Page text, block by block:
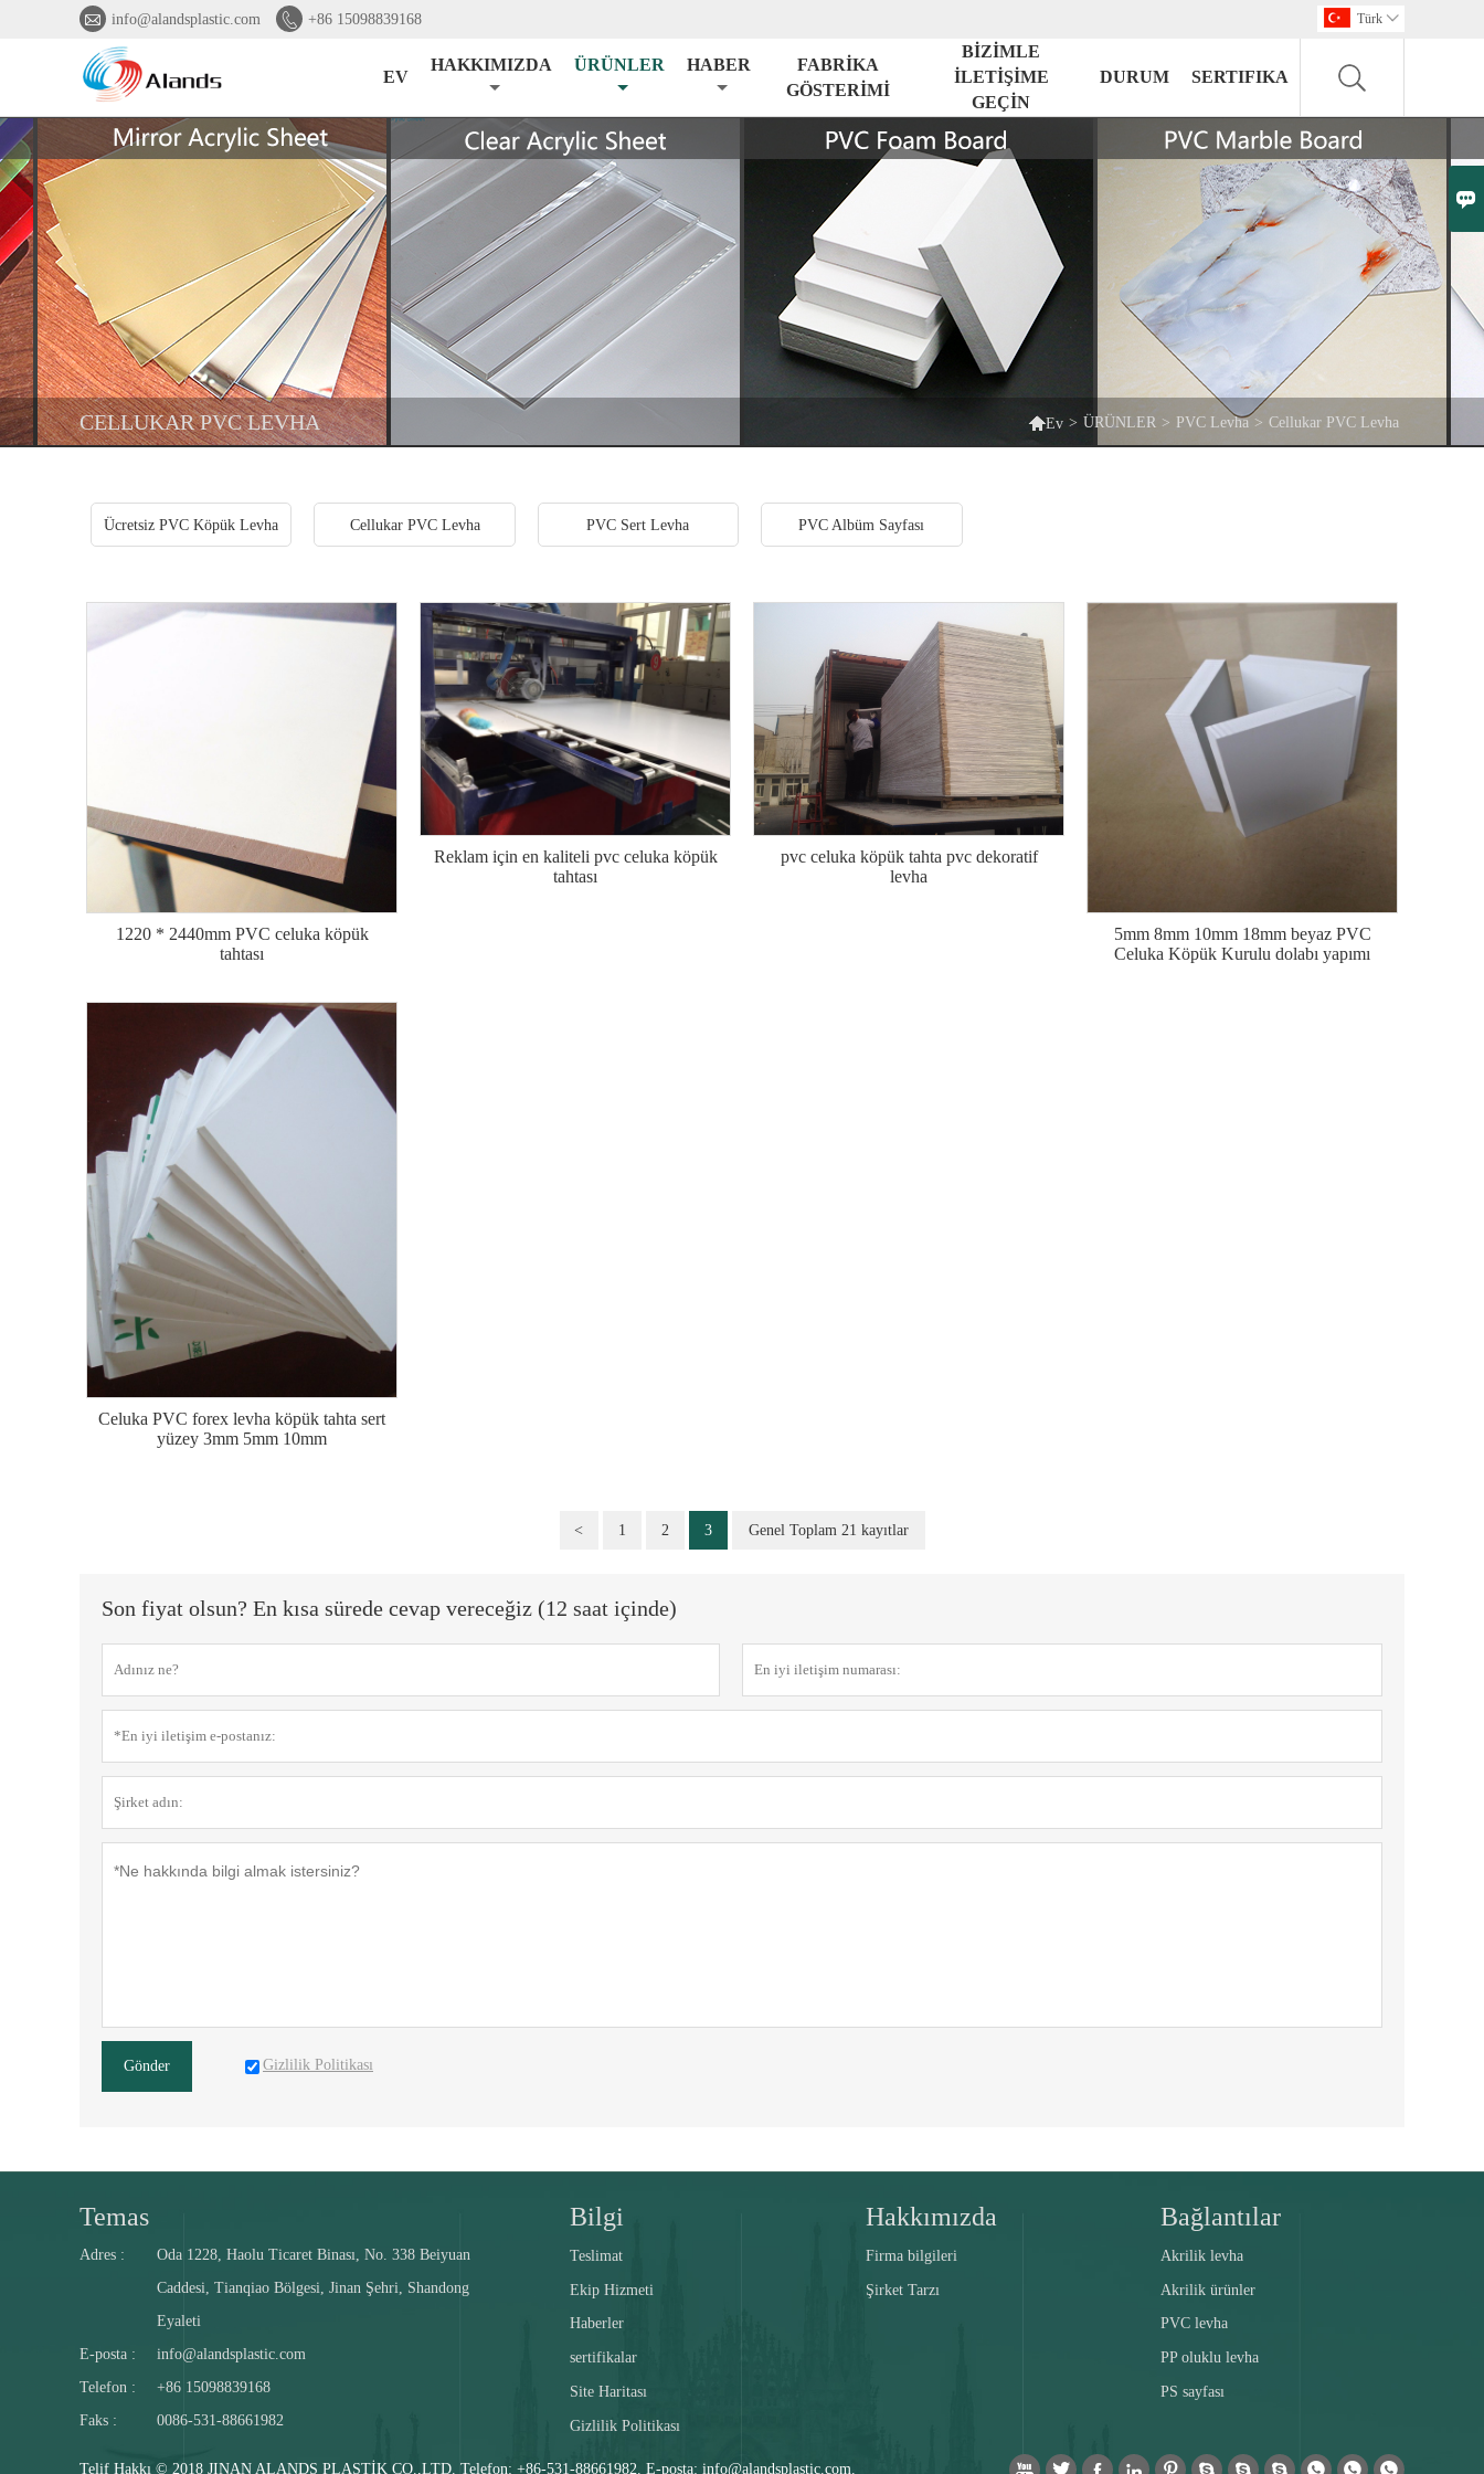

 info@alandsplastic.com  +86 15098839168 Türk 
EV
HAKKIMIZDA ÜRÜNLER HABER
FABRİKA
GÖSTERİMİ
BİZİMLE
İLETİŞİME
GEÇİN
DURUM SERTIFIKA
CELLUKAR PVC LEVHA Ev > ÜRÜNLER > PVC Levha > Cellukar PVC Levha
Ücretsiz PVC Köpük Levha Cellukar PVC Levha PVC Sert Levha PVC Albüm Sayfası
1220 * 2440mm PVC celuka köpük
tahtası
Reklam için en kaliteli pvc celuka köpük
tahtası
pvc celuka köpük tahta pvc dekoratif
levha
5mm 8mm 10mm 18mm beyaz PVC
Celuka Köpük Kurulu dolabı yapımı
Celuka PVC forex levha köpük tahta sert
yüzey 3mm 5mm 10mm
< 1 2 3 Genel Toplam 21 kayıtlar
Son fiyat olsun? En kısa sürede cevap vereceğiz (12 saat içinde)
Gönder Gizlilik Politikası
Temas
Adres :
Oda 1228, Haolu Ticaret Binası, No. 338 Beiyuan
Caddesi, Tianqiao Bölgesi, Jinan Şehri, Shandong
Eyaleti
E-posta :
info@alandsplastic.com
Telefon :
+86 15098839168
Faks :
0086-531-88661982
Bilgi
Teslimat
Ekip Hizmeti
Haberler
sertifikalar
Site Haritası
Gizlilik Politikası
Hakkımızda
Firma bilgileri
Şirket Tarzı
Bağlantılar
Akrilik levha
Akrilik ürünler
PVC levha
PP oluklu levha
PS sayfası
Telif Hakkı © 2018 JINAN ALANDS PLASTİK CO.,LTD. Telefon: +86-531-88661982. E-posta: info@alandsplastic.com.           